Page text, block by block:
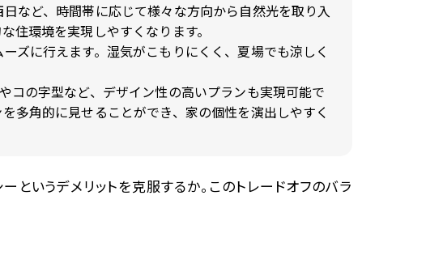
など、時間帯に応じて様々な方向から自然光を取り入
住環境を実現しやすくなります。
ズに行えます。湿気がこもりにくく、夏場でも涼しく
コの字型など、デザイン性の高いプランも実現可能で
多角的に見せることができ、家の個性を演出しやすく
というデメリットを克服するか。このトレードオフのバラ